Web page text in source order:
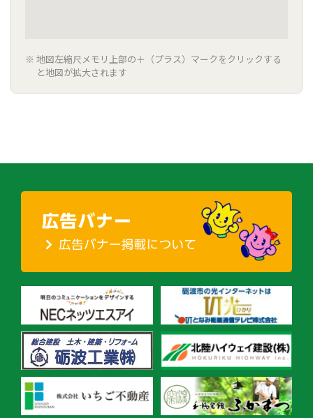
地図左縮尺メモリ上部の＋（プラス）マークをクリックする
と地図が拡大されます